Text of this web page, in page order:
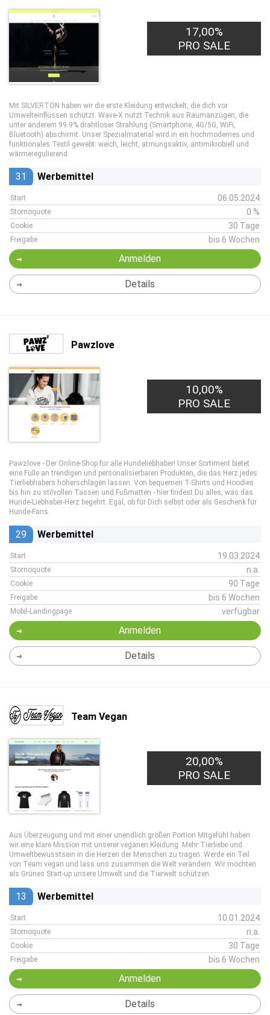
17,00%
PRO SALE
Mit SILVERTON haben wir die erste Kleidung entwickelt, die dich vor
Umwelteinflüssen schützt. Wave-X nutzt Technik aus Raumanzügen, die
unter anderem 99.9% drahtloser Strahlung (Smartphone, 4G/5G, WiFi,
Bluetooth) abschirmt. Unser Spezialmaterial wird in ein hochmodernes und
funktionales Textil gewebt: weich, leicht, atmungsaktiv, antimikrobiell und
wärmeregulierend.
31 Werbemittel
Start 06.05.2024
Stornoquote 0 %
Cookie 30 Tage
Freigabe bis 6 Wochen
Anmelden
Details
Pawzlove
10,00%
PRO SALE
Pawzlove - Der Online-Shop für alle Hundeliebhaber! Unser Sortiment bietet
eine Fülle an trendigen und personalisierbaren Produkten, die das Herz jedes
Tierliebhabers höherschlagen lassen. Von bequemen T-Shirts und Hoodies
bis hin zu stilvollen Tassen und Fußmatten - hier findest Du alles, was das
Hunde-Liebhaber-Herz begehrt. Egal, ob für Dich selbst oder als Geschenk für
Hunde-Fans.
29 Werbemittel
Start 19.03.2024
Stornoquote n.a.
Cookie 90 Tage
Freigabe bis 6 Wochen
Mobil-Landingpage verfügbar
Anmelden
Details
Team Vegan
20,00%
PRO SALE
Aus Überzeugung und mit einer unendlich großen Portion Mitgefühl haben
wir eine klare Mission mit unserer veganen Kleidung: Mehr Tierliebe und
Umweltbewusstsein in die Herzen der Menschen zu tragen. Werde ein Teil
von Team vegan und lass uns zusammen die Welt verändern. Wir möchten
als Grünes Start-up unsere Umwelt und die Tierwelt schützen.
13 Werbemittel
Start 10.01.2024
Stornoquote n.a.
Cookie 30 Tage
Freigabe bis 6 Wochen
Anmelden
Details